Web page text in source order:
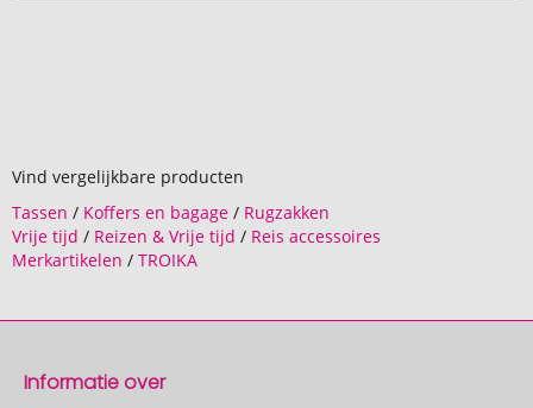
Vind vergelijkbare producten
Tassen / Koffers en bagage / Rugzakken
Vrije tijd / Reizen & Vrije tijd / Reis accessoires
Merkartikelen / TROIKA
Informatie over